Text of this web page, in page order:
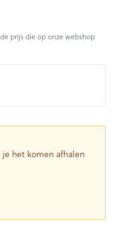
prijs die op onze webshop
het komen afhalen